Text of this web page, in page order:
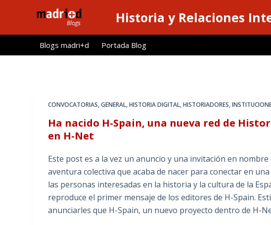
l
Historia y Relaciones
Blogs madri+d Portada Blog
CONVOCATORIAS,GENERAL,HISTORIA DIGITAL,HISTORIADORES,
Ha nacido H-Spain, una nueva red de
en H-Net
Este post es a la vez un anuncio y una invitación en
aventura colectiva que acaba de nacer para conectar en
las personas interesadas en la historia y la cultura de la
reproduce el primer mensaje de los editores de H-Spain.
anunciarles que H-Spain, un nuevo proyecto dentro de H-